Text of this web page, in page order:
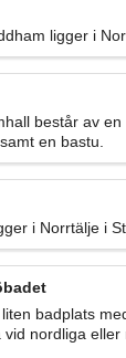
ligger i
består av
en bastu.
i Norrtälje i
badplats
nordliga eller